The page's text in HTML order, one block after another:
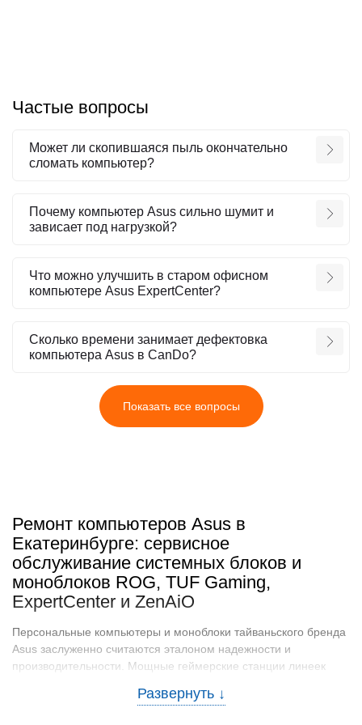
Частые вопросы
Может ли скопившаяся пыль окончательно
сломать компьютер?
Почему компьютер Asus сильно шумит и
зависает под нагрузкой?
Что можно улучшить в старом офисном
компьютере Asus ExpertCenter?
Сколько времени занимает дефектовка
компьютера Asus в CanDo?
Показать все вопросы
Ремонт компьютеров Asus в
Екатеринбурге: сервисное
обслуживание системных блоков и
моноблоков ROG, TUF Gaming,
ExpertCenter и ZenAiO
Персональные компьютеры и моноблоки тайваньского бренда
Asus заслуженно считаются эталоном надежности и
производительности. Мощные геймерские станции линеек
решения ExpertCenter, а также стильные домашние моноблоки